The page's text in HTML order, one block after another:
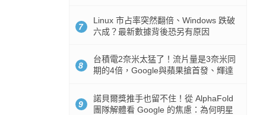
7
Linux 市占率突然翻倍、Windows 跌破
六成？最新數據背後恐另有原因
8
台積電2奈米太猛了！流片量是3奈米同
期的4倍，Google與蘋果搶首發、輝達
9
諾貝爾獎推手也留不住！從 AlphaFold
團隊解體看 Google 的焦慮：為何明星